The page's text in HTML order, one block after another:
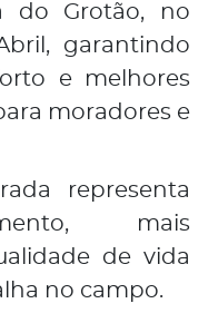
do Grotão, no
garantindo
e melhores
moradores e
representa
mais
de vida
no campo.